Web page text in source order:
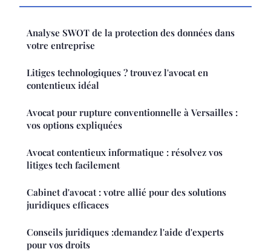
Analyse SWOT de la protection des données dans
votre entreprise
Litiges technologiques ? trouvez l'avocat en
contentieux idéal
Avocat pour rupture conventionnelle à Versailles :
vos options expliquées
Avocat contentieux informatique : résolvez vos
litiges tech facilement
Cabinet d'avocat : votre allié pour des solutions
juridiques efficaces
Conseils juridiques :demandez l'aide d'experts
pour vos droits